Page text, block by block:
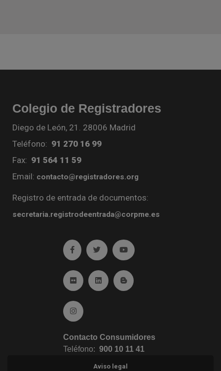
Colegio de Registradores
Diego de León, 21. 28006 Madrid
Teléfono: 91 270 16 99
Fax: 91 564 11 59
Email: contacto@registradores.org
Registro de entrada de documentos:
secretaria.registrodeentrada@corpme.es
Ir a facebook (abre en ventana nueva)
Ir a twitter (abre en ventana nueva)
Ir a YouTube (abre en
Ir a Flickr (abre en ventana nueva)
Ir a Linkedin (abre en ventana nueva)
Ir al Blog (abre en ventana
Ir a Instagram (abre en ventana nueva)
Contacto Consumidores
Teléfono: 900 10 11 41
Aviso legal